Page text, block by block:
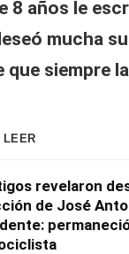
8 años le
mucha
que siempre
LEER
revelaron
de José